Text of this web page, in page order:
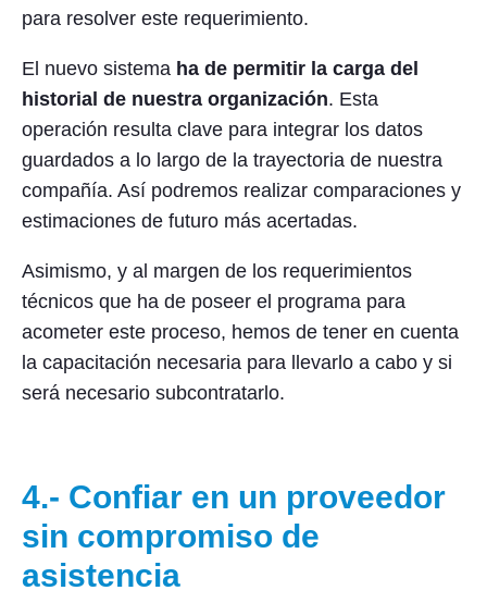
para resolver este requerimiento.
El nuevo sistema ha de permitir la carga del
historial de nuestra organización. Esta
operación resulta clave para integrar los datos
guardados a lo largo de la trayectoria de nuestra
compañía. Así podremos realizar comparaciones y
estimaciones de futuro más acertadas.
Asimismo, y al margen de los requerimientos
técnicos que ha de poseer el programa para
acometer este proceso, hemos de tener en cuenta
la capacitación necesaria para llevarlo a cabo y si
será necesario subcontratarlo.
4.- Confiar en un proveedor
sin compromiso de
asistencia